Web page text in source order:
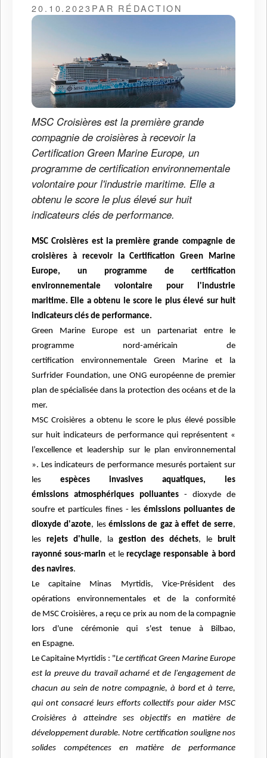
20.10.2023PAR RÉDACTION
MSC Croisières est la première grande
compagnie de croisières à recevoir la
Certification Green Marine Europe, un
programme de certification environnementale
volontaire pour l'industrie maritime. Elle a
obtenu le score le plus élevé sur huit
indicateurs clés de performance.
MSC Croisières est la première grande compagnie de
croisières à recevoir la Certification Green Marine
Europe, un programme de certification
environnementale volontaire pour l'industrie
maritime. Elle a obtenu le score le plus élevé sur huit
indicateurs clés de performance.
Green Marine Europe est un partenariat entre le
programme nord-américain de
certification environnementale Green Marine et la
Surfrider Foundation, une ONG européenne de premier
plan despécialisée dans la protection des océans et de la
mer.
MSC Croisières a obtenu le score le plus élevé possible
sur huit indicateurs de performance qui représentent «
l’excellence et leadership sur le plan environnemental
». Les indicateurs de performance mesurés portaient sur
les espèces invasives aquatiques, les
émissions atmosphériques polluantes - dioxyde de
soufre et particules fines - les émissions polluantes de
dioxyded'azote, lesémissions de gaz à effet de serre,
les rejets d'huile, la gestion des déchets, le bruit
rayonnésous-marin et lerecyclage responsable à bord
des navires.
Le capitaine Minas Myrtidis, Vice-Président des
opérations environnementales et de la conformité
de MSC Croisières, a reçu ce prix au nom de la compagnie
lors d'une cérémonie qui s'est tenue à Bilbao,
en Espagne.
Le Capitaine Myrtidis : "Le certificat Green Marine Europe
est la preuve du travail acharné et de l'engagement de
chacun au sein de notre compagnie, à bord et à terre,
qui ont consacré leurs effortscollectifs pour aider MSC
Croisières à atteindre ses objectifs en matière de
développement durable. Notre certification souligne nos
solides compétences en matière de performance